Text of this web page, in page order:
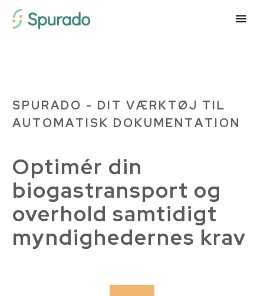
SPURADO - DIT VÆRKTØJ TIL
AUTOMATISK DOKUMENTATION
Optimér din
biogastransport og
overhold samtidigt
myndighedernes krav